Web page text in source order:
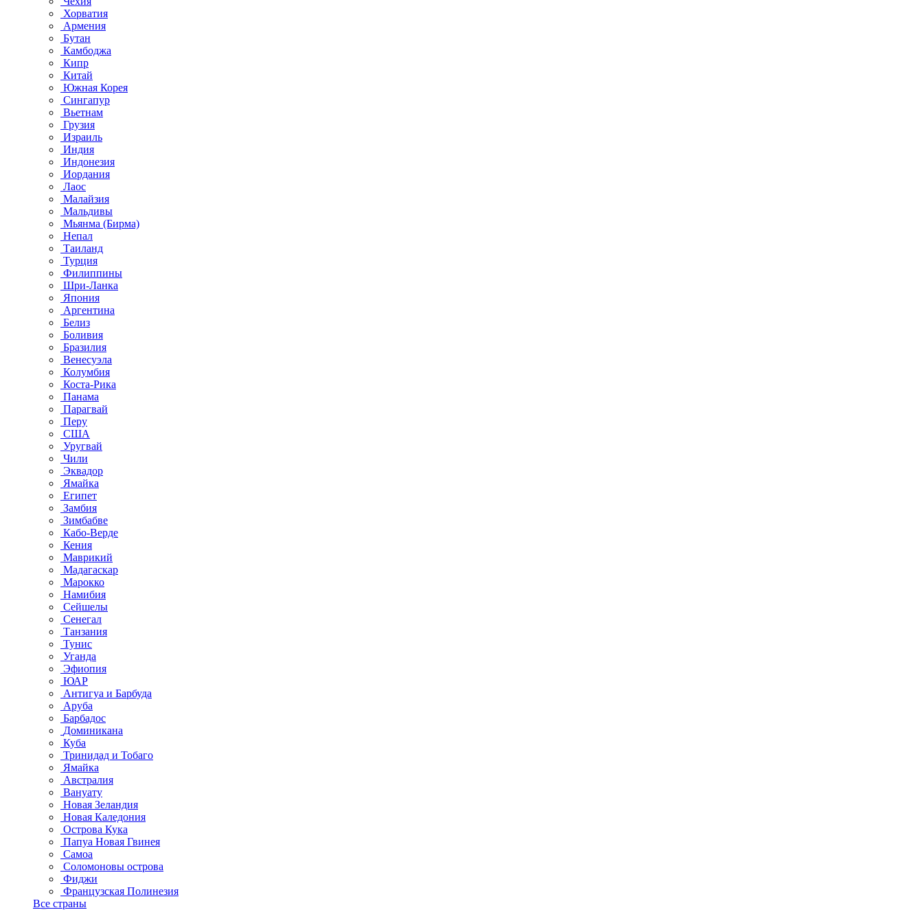
Хорватия
Армения
Бутан
Камбоджа
Кипр
Китай
Южная Корея
Сингапур
Вьетнам
Грузия
Израиль
Индия
Индонезия
Иордания
Лаос
Малайзия
Мальдивы
Мьянма (Бирма)
Непал
Таиланд
Турция
Филиппины
Шри-Ланка
Япония
Аргентина
Белиз
Боливия
Бразилия
Венесуэла
Колумбия
Коста-Рика
Панама
Парагвай
Перу
США
Уругвай
Чили
Эквадор
Ямайка
Египет
Замбия
Зимбабве
Кабо-Верде
Кения
Маврикий
Мадагаскар
Марокко
Намибия
Сейшелы
Сенегал
Танзания
Тунис
Уганда
Эфиопия
ЮАР
Антигуа и Барбуда
Аруба
Барбадос
Доминикана
Куба
Тринидад и Тобаго
Ямайка
Австралия
Вануату
Новая Зеландия
Новая Каледония
Острова Кука
Папуа Новая Гвинея
Самоа
Соломоновы острова
Фиджи
Французская Полинезия
Все страны